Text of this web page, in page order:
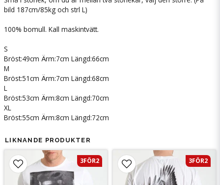
bild 187cm/85kg och strl L)
100% bomull. Kall maskintvätt.
S
Bröst:49cm Ärm:7cm Längd:66cm
M
Bröst:51cm Ärm:7cm Längd:68cm
L
Bröst:53cm Ärm:8cm Längd:70cm
XL
Bröst:55cm Ärm:8cm Längd:72cm
LIKNANDE PRODUKTER
3FÖR2 3FÖR2